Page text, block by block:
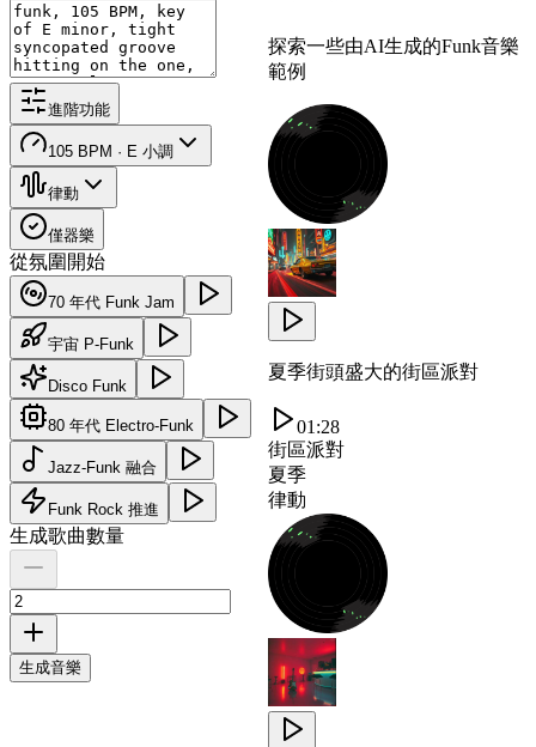
進階功能
105 BPM · E 小調
律動
僅器樂
從氛圍開始
70 年代 Funk Jam
宇宙 P-Funk
Disco Funk
80 年代 Electro-Funk
Jazz-Funk 融合
Funk Rock 推進
生成歌曲數量
生成音樂
探索一些由AI生成的Funk音樂
範例
夏季街頭盛大的街區派對
01:28
街區派對
夏季
律動